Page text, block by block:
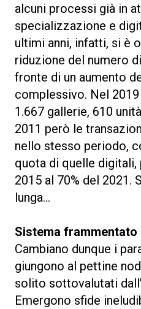
alcuni processi già in
specializzazione e
ultimi anni, infatti, si è
riduzione del numero
fronte di un aumento
complessivo. Nel
1.667 gallerie, 610
2011 però le
nello stesso periodo,
quota di quelle digitali,
2015 al 70% del 2021.
lunga…
Sistema frammentato
Cambiano dunque i
giungono al pettine
solito sottovalutati
Emergono sfide